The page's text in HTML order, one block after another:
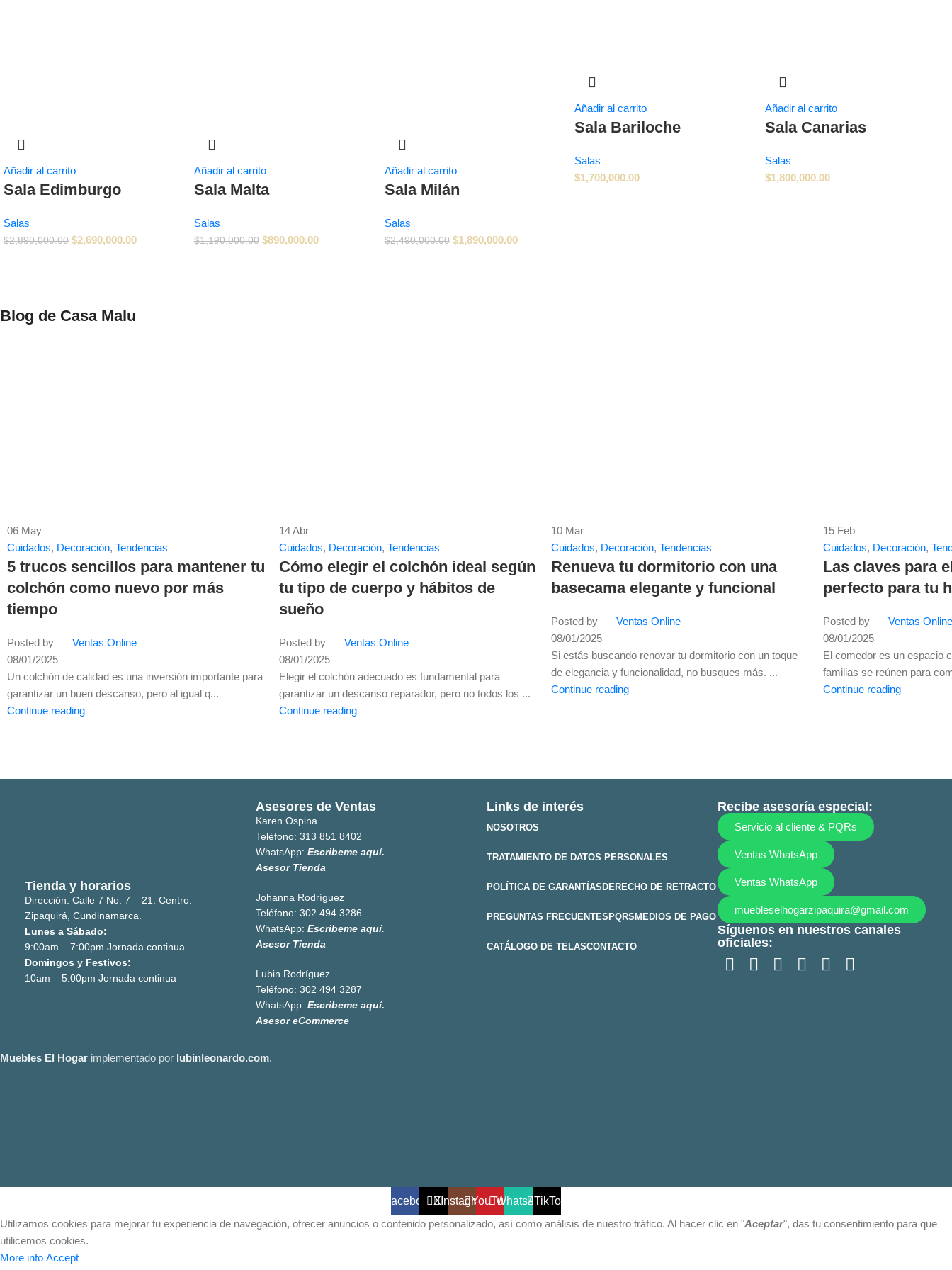
Añadir al carrito
Sala Edimburgo
Salas
$2,890,000.00 $2,690,000.00
Añadir al carrito
Sala Malta
Salas
$1,190,000.00 $890,000.00
Añadir al carrito
Sala Milán
Salas
$2,490,000.00 $1,890,000.00
Añadir al carrito
Sala Bariloche
Salas
$1,700,000.00
Añadir al carrito
Sala Canarias
Salas
$1,800,000.00
Blog de Casa Malu
06 May
Cuidados, Decoración, Tendencias
5 trucos sencillos para mantener tu
colchón como nuevo por más
tiempo
Posted by
Ventas Online
08/01/2025
Un colchón de calidad es una inversión importante para
garantizar un buen descanso, pero al igual q...
Continue reading
14Abr
Cuidados, Decoración, Tendencias
Cómo elegir el colchón ideal según
tu tipo de cuerpo y hábitos de
sueño
Posted by
Ventas Online
08/01/2025
Elegir el colchón adecuado es fundamental para
garantizar un descanso reparador, pero no todos los ...
Continue reading
10 Mar
Cuidados, Decoración, Tendencias
Renueva tu dormitorio con una
basecama elegante y funcional
Posted by
Ventas Online
08/01/2025
Si estás buscando renovar tu dormitorio con un toque
de elegancia y funcionalidad, no busques más. ...
Continue reading
15 Feb
Cuidados, Decoración,
Las claves para
perfecto para tu
Posted by
Ventas Online
08/01/2025
El comedor es un espacio
familias se reúnen para
Continue reading
Tienda y horarios
Dirección: Calle 7 No. 7 – 21. Centro.
Zipaquirá, Cundinamarca.
Lunes a Sábado:
9:00am – 7:00pm Jornada continua
Domingos y Festivos:
10am – 5:00pm Jornada continua
Asesores de Ventas
Karen Ospina
Teléfono: 313 851 8402
WhatsApp: Escribeme aquí.
Asesor Tienda
Johanna Rodríguez
Teléfono: 302 494 3286
WhatsApp: Escribeme aquí.
Asesor Tienda
Lubin Rodríguez
Teléfono: 302 494 3287
WhatsApp: Escribeme aquí.
Asesor eCommerce
Links de interés
NOSOTROS
TRATAMIENTO DE DATOS PERSONALES
POLÍTICA DE GARANTÍAS DERECHO DE RETRACTO
PREGUNTAS FRECUENTES PQRS MEDIOS DE PAGO
CATÁLOGO DE TELASCONTACTO
Recibe asesoría especial:
Servicio al cliente & PQRs
Ventas WhatsApp
Ventas WhatsApp
muebleselhogarzipaquira@gmail.com
Síguenos en nuestros canales
oficiales:
Muebles El Hogar implementado por lubinleonardo.com.
FacebookX InstagramYouTubeWhatsAppTikTok
Utilizamos cookies para mejorar tu experiencia de navegación, ofrecer anuncios o contenido personalizado, así como análisis de nuestro tráfico. Al hacer clic en "Aceptar", das tu consentimiento para que
utilicemos cookies.
More info Accept